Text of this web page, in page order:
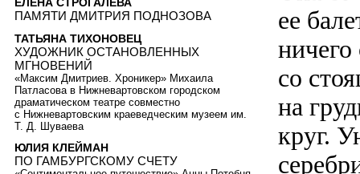
ее
со
на
круг.
ПАМЯТИ ДМИТРИЯ ПОДНОЗОВА
ТАТЬЯНА ТИХОНОВЕЦ
ХУДОЖНИК ОСТАНОВЛЕННЫХ
МГНОВЕНИЙ
«Максим Дмитриев. Хроникер» Михаила
Патласова в Нижневартовском городском
драматическом театре совместно
с Нижневартовским краеведческим музеем им.
Т. Д. Шуваева
ЮЛИЯ КЛЕЙМАН
ПО ГАМБУРГСКОМУ СЧЕТУ